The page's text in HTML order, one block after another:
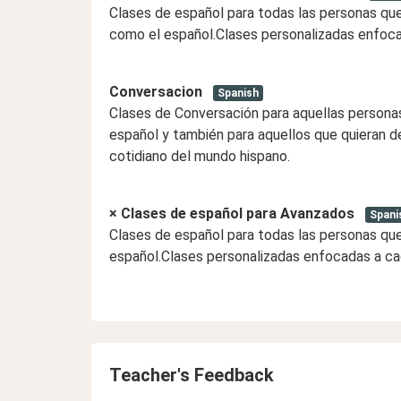
4:00 PM
4:30 PM
4:00
4:30
5:30
7:00
7:30
Clases de español para todas las personas
como el español.Clases personalizadas
Conversacion Spanish
Clases de Conversación para aquellas
español y también para aquellos que quieran
cotidiano del mundo hispano.
× Clases de español para Avanzados
Clases de español para todas las personas
español.Clases personalizadas enfocadas a
Teacher's Feedback